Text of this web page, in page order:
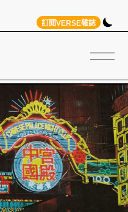
訂閱VERSE雜誌